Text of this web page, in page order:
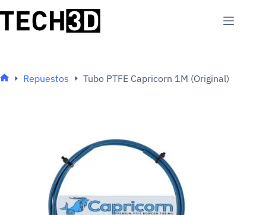
al
contenido
Repuestos Tubo PTFE Capricorn 1M (Original)